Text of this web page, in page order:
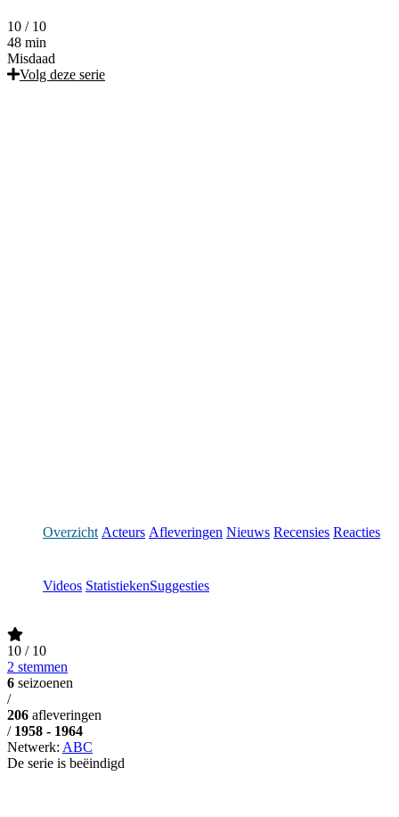
10 / 10
48 min
Misdaad
Volg deze serie
Overzicht Acteurs Afleveringen Nieuws Recensies Reacties
Videos StatistiekenSuggesties
10 / 10
2 stemmen
6 seizoenen
/
206 afleveringen
/ 1958 - 1964
Netwerk: ABC
De serie is beëindigd